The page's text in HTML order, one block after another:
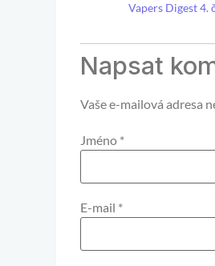
Vapers Digest 4.
Napsat
Vaše e-mailová adresa
Jméno *
E-mail *